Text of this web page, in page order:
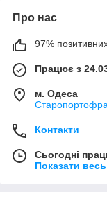
Про нас
97% позитивних
Працює з
м. Одеса
Контакти
Сьогодні
Показати